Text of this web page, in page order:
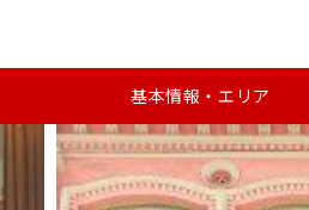
基本情報・エリア